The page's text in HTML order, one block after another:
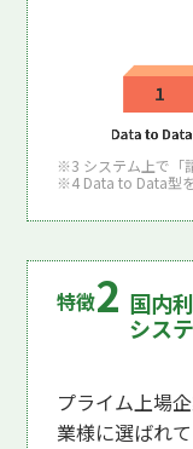
※3 システム上で「
※4 Data to Data型
国内
シス
プライム上場
業様に選ばれて